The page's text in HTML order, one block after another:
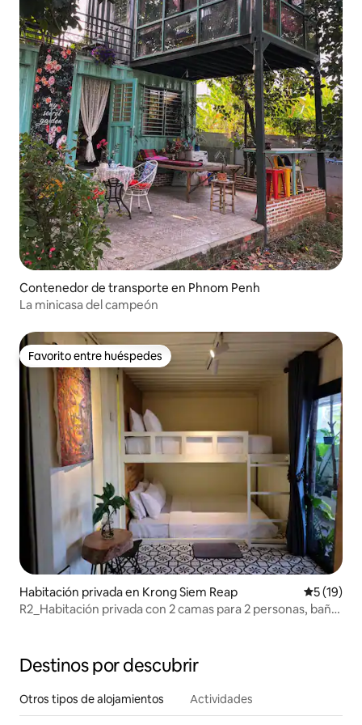
Contenedor de transporte en Phnom Penh
La minicasa del campeón
Favorito entre huéspedes
Favorito entre huéspedes
Habitación privada en Krong Siem Reap
5 (19)
R2_Habitación privada con 2 camas para 2 personas, baño
Destinos por descubrir
Otros tipos de alojamientos Actividades